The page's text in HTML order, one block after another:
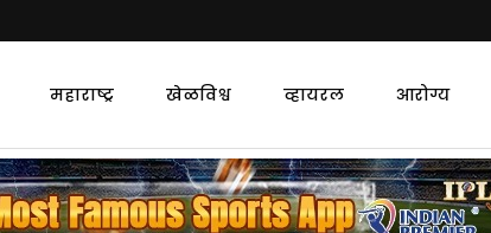
महाराष्ट्र खेळविश्व व्हायरल आरोग्य